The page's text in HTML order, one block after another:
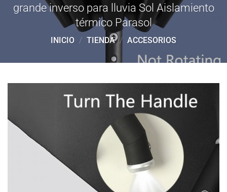
grande inverso para lluvia Sol Aislamiento
térmico Parasol
INICIO / TIENDA / ACCESORIOS